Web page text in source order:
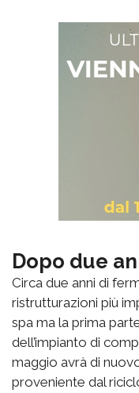
Dopo due
Circa due anni di
ristrutturazioni più
spa ma la prima
dell’impianto di
maggio avrà di
proveniente dal